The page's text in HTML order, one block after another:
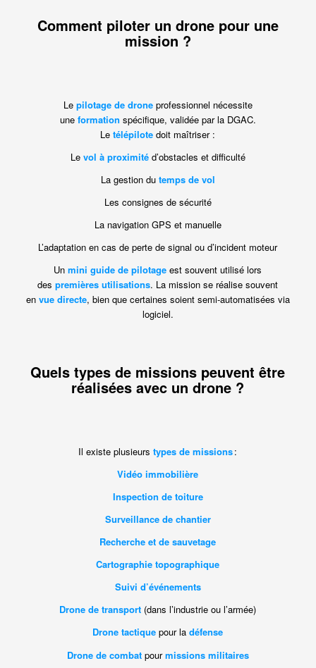
Comment piloter un drone pour une
mission ?
Le pilotage de droneprofessionnel nécessite
une formation spécifique, validée par la DGAC.
Letélépilote doit maîtriser :
Le vol à proximitéd’obstacles et difficulté
La gestion du temps de vol
Les consignes de sécurité
La navigation GPS et manuelle
L’adaptation en cas de perte de signal ou d’incident moteur
Unmini guide de pilotage est souvent utilisé lors
despremières utilisations. La mission se réalise souvent
en vue directe, bien que certaines soient semi-automatisées via
logiciel.
Quels types de missions peuvent être
réalisées avec un drone ?
Il existe plusieurstypes de missions:
Vidéo immobilière
Inspection de toiture
Surveillance de chantier
Recherche et de sauvetage
Cartographie topographique
Suivi d’événements
Drone de transport (dans l’industrie ou l’armée)
Drone tactique pour ladéfense
Drone de combatpourmissions militaires